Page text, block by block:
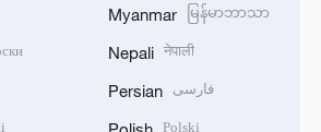
Myanmar မြန်မာဘာသာ
Nepali नेपाली
Persian فارسی
Polski